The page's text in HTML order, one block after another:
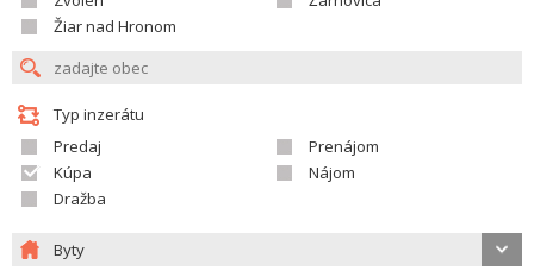
Žiar nad Hronom
Typ inzerátu
Predaj
Prenájom
Kúpa
Nájom
Dražba
Byty